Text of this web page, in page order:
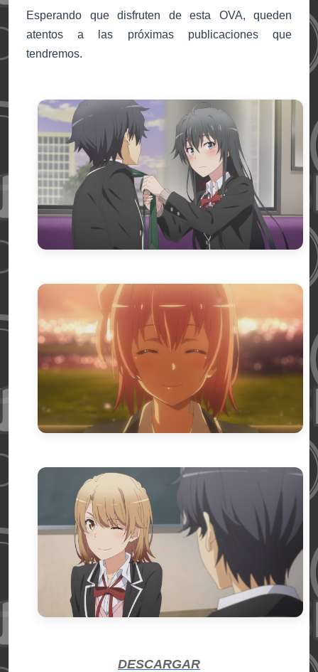
Esperando que disfruten de esta OVA, queden
atentos a las próximas publicaciones que
tendremos.
DESCARGAR